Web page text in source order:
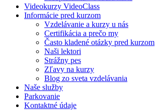
Videokurzy VideoClass
Informácie pred kurzom
Vzdelávanie a kurzy u nás
Certifikácia a prečo my
Často kladené otázky pred kurzom
Naši lektori
Strážny pes
Zľavy na kurzy
Blog zo sveta vzdelávania
Naše služby
Parkovanie
Kontaktné údaje